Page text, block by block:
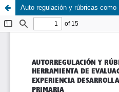
Auto regulación y rúbricas como